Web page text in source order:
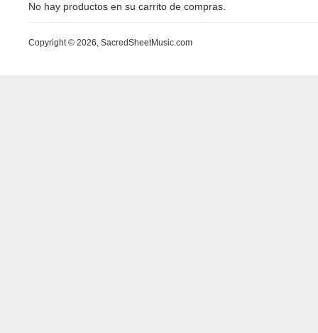
No hay productos en su carrito de compras.
Copyright © 2026, SacredSheetMusic.com